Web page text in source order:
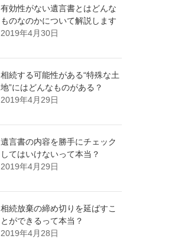
有効性がない遺言書とはどんな
ものなのかについて解説します
2019年4月30日
相続する可能性がある“特殊な土
地”にはどんなものがある？
2019年4月29日
遺言書の内容を勝手にチェック
してはいけないって本当？
2019年4月29日
相続放棄の締め切りを延ばすこ
とができるって本当？
2019年4月28日